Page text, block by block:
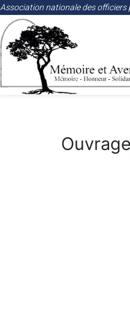
Association nationale des